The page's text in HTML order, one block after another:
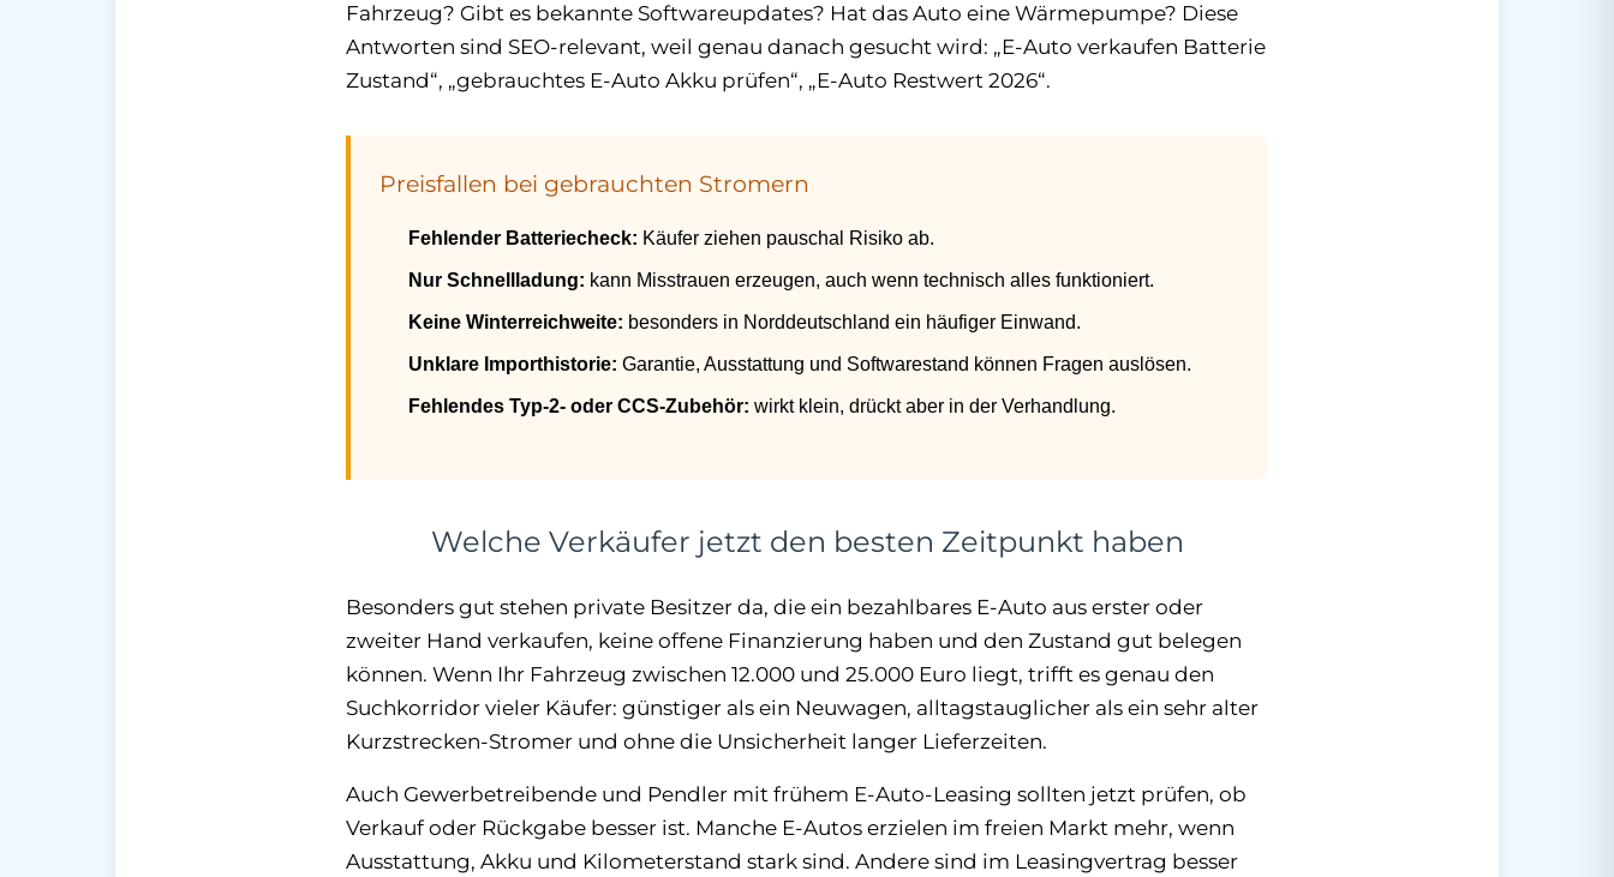
Fahrzeug? Gibt es bekannte Softwareupdates? Hat das Auto eine Wärmepumpe? Diese
Antworten sind SEO-relevant, weil genau danach gesucht wird: „E-Auto verkaufen Batterie
Zustand“, „gebrauchtes E-Auto Akku prüfen“, „E-Auto Restwert 2026“.
Preisfallen bei gebrauchten Stromern
Fehlender Batteriecheck: Käufer ziehen pauschal Risiko ab.
Nur Schnellladung: kann Misstrauen erzeugen, auch wenn technisch alles funktioniert.
Keine Winterreichweite: besonders in Norddeutschland ein häufiger Einwand.
Unklare Importhistorie: Garantie, Ausstattung und Softwarestand können Fragen auslösen.
Fehlendes Typ-2- oder CCS-Zubehör: wirkt klein, drückt aber in der Verhandlung.
Welche Verkäufer jetzt den besten Zeitpunkt haben
Besonders gut stehen private Besitzer da, die ein bezahlbares E-Auto aus erster oder
zweiter Hand verkaufen, keine offene Finanzierung haben und den Zustand gut belegen
können. Wenn Ihr Fahrzeug zwischen 12.000 und 25.000 Euro liegt, trifft es genau den
Suchkorridor vieler Käufer: günstiger als ein Neuwagen, alltagstauglicher als ein sehr alter
Kurzstrecken-Stromer und ohne die Unsicherheit langer Lieferzeiten.
Auch Gewerbetreibende und Pendler mit frühem E-Auto-Leasing sollten jetzt prüfen, ob
Verkauf oder Rückgabe besser ist. Manche E-Autos erzielen im freien Markt mehr, wenn
Ausstattung, Akku und Kilometerstand stark sind. Andere sind im Leasingvertrag besser